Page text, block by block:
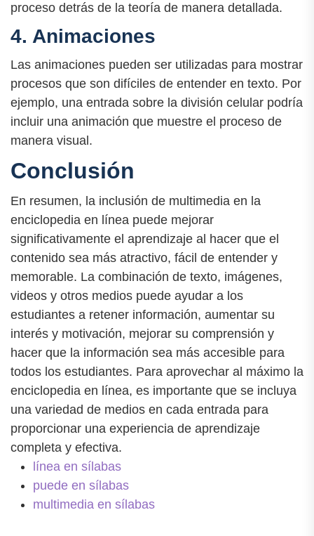
proceso detrás de la teoría de manera detallada.
4. Animaciones
Las animaciones pueden ser utilizadas para mostrar
procesos que son difíciles de entender en texto. Por
ejemplo, una entrada sobre la división celular podría
incluir una animación que muestre el proceso de
manera visual.
Conclusión
En resumen, la inclusión de multimedia en la
enciclopedia en línea puede mejorar
significativamente el aprendizaje al hacer que el
contenido sea más atractivo, fácil de entender y
memorable. La combinación de texto, imágenes,
videos y otros medios puede ayudar a los
estudiantes a retener información, aumentar su
interés y motivación, mejorar su comprensión y
hacer que la información sea más accesible para
todos los estudiantes. Para aprovechar al máximo la
enciclopedia en línea, es importante que se incluya
una variedad de medios en cada entrada para
proporcionar una experiencia de aprendizaje
completa y efectiva.
línea en sílabas
puede en sílabas
multimedia en sílabas